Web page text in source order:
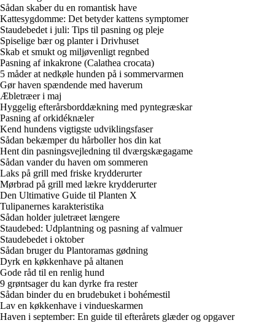
Sådan skaber du en romantisk have
Kattesygdomme: Det betyder kattens symptomer
Staudebedet i juli: Tips til pasning og pleje
Spiselige bær og planter i Drivhuset
Skab et smukt og miljøvenligt regnbed
Pasning af inkakrone (Calathea crocata)
5 måder at nedkøle hunden på i sommervarmen
Gør haven spændende med haverum
Æbletræer i maj
Hyggelig efterårsborddækning med pyntegræskar
Pasning af orkidéknæler
Kend hundens vigtigste udviklingsfaser
Sådan bekæmper du hårboller hos din kat
Hent din pasningsvejledning til dværgskægagame
Sådan vander du haven om sommeren
Laks på grill med friske krydderurter
Mørbrad på grill med lækre krydderurter
Den Ultimative Guide til Planten X
Tulipanernes karakteristika
Sådan holder juletræet længere
Staudebed: Udplantning og pasning af valmuer
Staudebedet i oktober
Sådan bruger du Plantoramas gødning
Dyrk en køkkenhave på altanen
Gode råd til en renlig hund
9 grøntsager du kan dyrke fra rester
Sådan binder du en brudebuket i bohémestil
Lav en køkkenhave i vindueskarmen
Haven i september: En guide til efterårets glæder og opgaver